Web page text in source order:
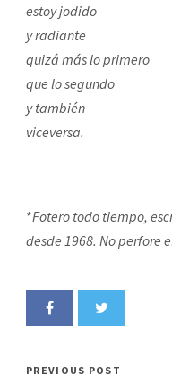
estoy jodido
y radiante
quizá más lo primero
que lo segundo
y también
viceversa.
*Fotero todo tiempo,
desde 1968. No perfore
PREVIOUS POST